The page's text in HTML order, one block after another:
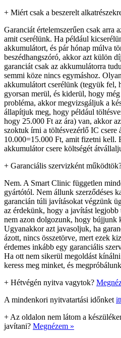
+ Miért csak a beszerelt
Garanciát értelemszerűen csak arra
amit cserélünk. Ha például
akkumulátort, és pár hónap múlva
beszédhangszóró, akkor azt külön
garanciát csak az akkumulátorra
semmi köze nincs egymáshoz.
akkumulátort cserélünk (tegyük fel,
gyorsan merül, és kiderül, hogy
probléma, akkor megvizsgáljuk a
állapítjuk meg, hogy például
hogy 25.000 Ft az ára) van, akkor
szoktuk írni a töltésvezérlő IC csere
10.000=15.000 Ft, amit fizetni kell.
akkumulátor csere költségét
+ Garanciális szervizként
Nem. A Smart Clinic független
gyártótól. Nem állunk szerződéses
garancián túli javításokat végzünk
az érdekünk, hogy a javítást
nem azon dolgozunk, hogy bújjunk
Ugyanakkor azt javasoljuk, ha
ázott, nincs összetörve, mert ezek
érdemes inkább egy garanciális
Ha ott nem sikerül megoldást
keress meg minket, és
+ Hétvégén nyitva vagytok?
A mindenkori nyitvatartási időnket
+ Az oldalon nem látom a
javítani? Megnézem »